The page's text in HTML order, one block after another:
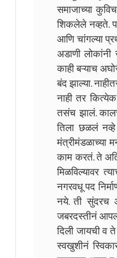
समाजाच्या
शिकलेले नव्हते.
आणि चांगल्या
अडाणी लोकांनी
काही बऱ्याच
बंद झाल्या.
नाही तर
तसंच झालं.
तिला छळलं नव्हे
मंत्रीमंडळाच्या
काम करतं. ते
मिळविल्यावर
नगरवधू पद
नये. ती सुंदरच
जबरदस्तीनं
दिली जायची व
स्वखुशीनं